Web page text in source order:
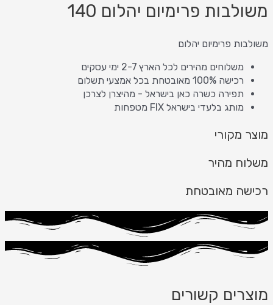
משולבות פרימיום יהלום 140
משולבות פרימיום יהלום
משלוחים מהירים לכל הארץ 2-7 ימי עסקים
רכישה 100% מאובטחת בכל אמצעי תשלום
תפירה כשרה כאן בישראל - מהיצרן לצרכן
מותג בלעדי בישראל FIX מטפחות
מוצר מקורי
משלוח מהיר
רכישה מאובטחת
מוצרים קשורים